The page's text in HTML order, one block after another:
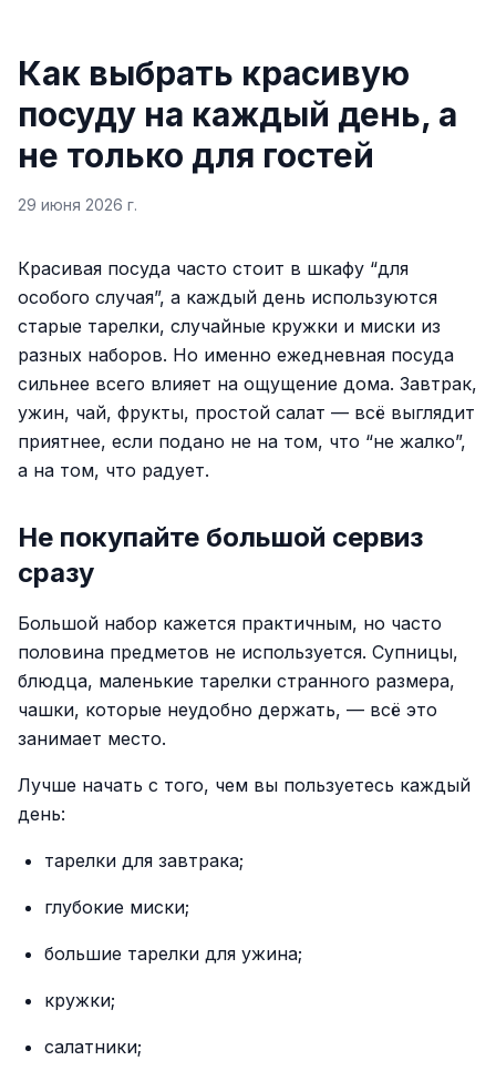
Как выбрать красивую
посуду на каждый день, а
не только для гостей
29 июня 2026 г.
Красивая посуда часто стоит в шкафу “для
особого случая”, а каждый день используются
старые тарелки, случайные кружки и миски из
разных наборов. Но именно ежедневная посуда
сильнее всего влияет на ощущение дома. Завтрак,
ужин, чай, фрукты, простой салат — всё выглядит
приятнее, если подано не на том, что “не жалко”,
а на том, что радует.
Не покупайте большой сервиз
сразу
Большой набор кажется практичным, но часто
половина предметов не используется. Супницы,
блюдца, маленькие тарелки странного размера,
чашки, которые неудобно держать, — всё это
занимает место.
Лучше начать с того, чем вы пользуетесь каждый
день:
тарелки для завтрака;
глубокие миски;
большие тарелки для ужина;
кружки;
салатники;